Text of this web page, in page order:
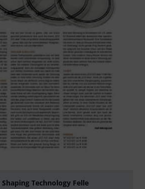
Shaping Technology Felle